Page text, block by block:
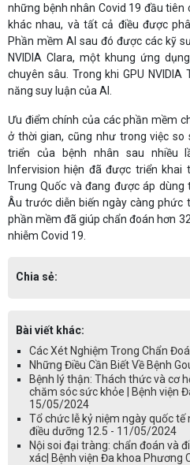
những bệnh nhân Covid 19 đầu tiên
khác nhau, và tất cả điều được
Phần mềm AI sau đó được các kỹ
NVIDIA Clara, một khung ứng
chuyên sâu. Trong khi GPU
năng suy luận của AI.
Ưu điểm chính của các phần mềm
ở thời gian, cũng như trong việc
triển của bệnh nhân sau nhiều
Infervision hiện đã được triển khai
Trung Quốc và đang được áp dùng
Âu trước diễn biến ngày càng phức
phần mềm đã giúp chẩn đoán hơn
nhiễm Covid 19.
Chia sẻ:
Bài viết khác:
Các Xét Nghiệm Trong Chẩn
Những Điều Cần Biết Về Bệnh
Bệnh lý thận: Thách thức và cơ
chăm sóc sức khỏe | Bệnh viện
15/05/2024
Tổ chức lễ kỷ niệm ngày quốc
điều dưỡng 12.5 - 11/05/2024
Nội soi đại tràng: chẩn đoán và
xác| Bệnh viện Đa khoa Phương